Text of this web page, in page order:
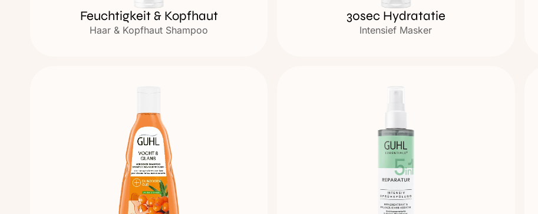
Feuchtigkeit & Kopfhaut
Haar & Kopfhaut Shampoo
30sec Hydratatie
Intensief Masker